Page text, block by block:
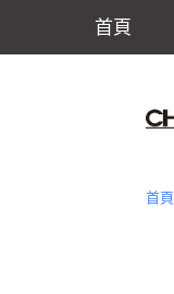
首頁
首頁